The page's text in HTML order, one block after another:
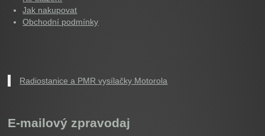
Jak nakupovat
Obchodní podmínky
Radiostanice a PMR vysílačky Motorola
E-mailový zpravodaj